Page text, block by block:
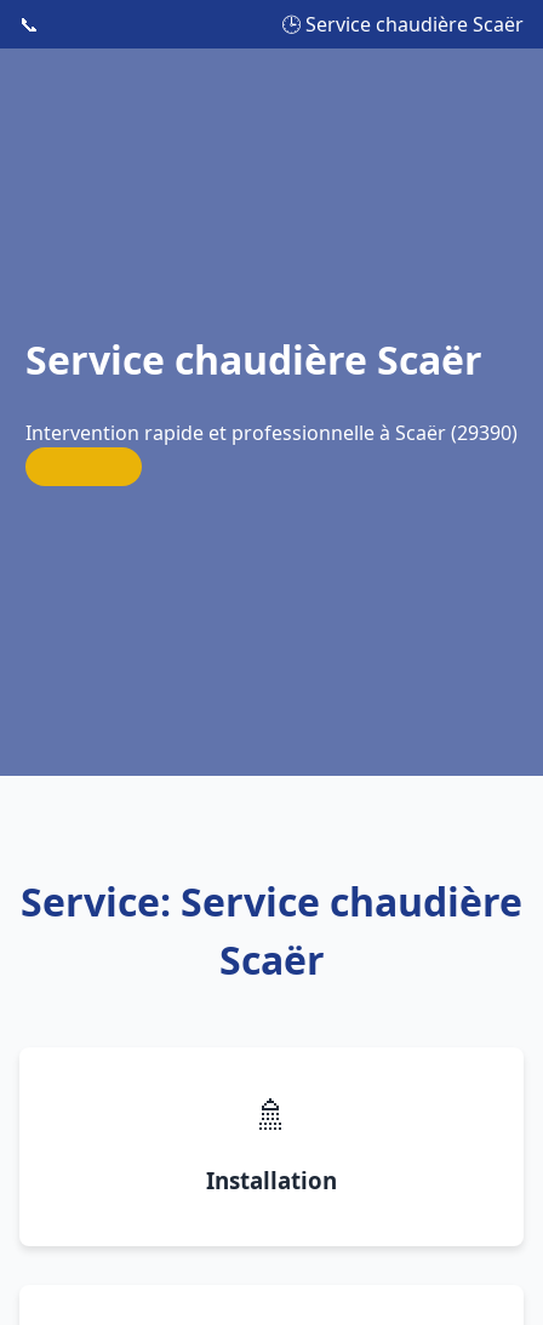
📞 🕒 Service chaudière Scaër
Service chaudière Scaër
Intervention rapide et professionnelle à Scaër (29390)
Service: Service chaudière
Scaër
🚿
Installation